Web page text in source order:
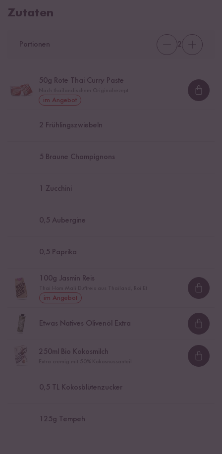
Zutaten
Portionen 2
50g Rote Thai Curry Paste
im Angebot
2 Frühlingszwiebeln
5 Braune Champignons
1 Zucchini
0,5 Aubergine
0,5 Paprika
100g Jasmin Reis
im Angebot
Etwas Natives Olivenöl Extra
250ml Bio Kokosmilch
0,5 TL Kokosblütenzucker
125g Tempeh